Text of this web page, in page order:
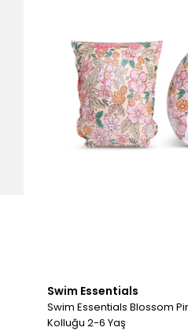
Swim Essentials
Swim Essentials Blossom
Kolluğu 2-6 Yaş